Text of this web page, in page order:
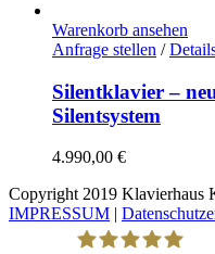
Warenkorb ansehen
Anfrage stellen /
Silentklavier –
Silentsystem
4.990,00 €
Copyright 2019 Klavierhaus
IMPRESSUM |